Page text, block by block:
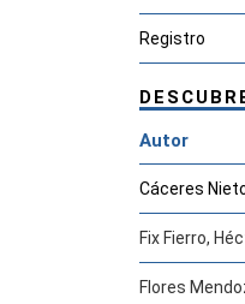
Registro
Autor
Cáceres
Fix Fierro,
Flores